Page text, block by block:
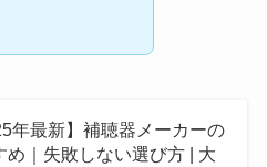
年最新】補聴器メーカーの
め｜失敗しない選び方 | 大